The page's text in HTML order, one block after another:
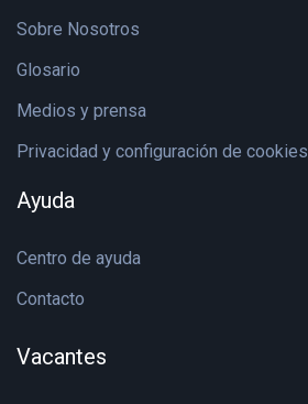
Sobre Nosotros
Glosario
Medios y prensa
Privacidad y configuración de cookies
Ayuda
Centro de ayuda
Contacto
Vacantes